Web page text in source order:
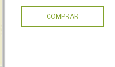
COMPRAR